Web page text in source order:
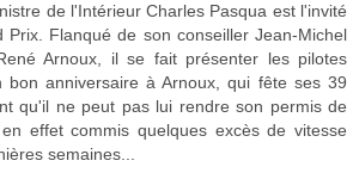
de l'Intérieur Charles Pasqua est l'invité
Flanqué de son conseiller Jean-Michel
Arnoux, il se fait présenter les pilotes
bon anniversaire à Arnoux, qui fête ses 39
qu'il ne peut pas lui rendre son permis de
effet commis quelques excès de vitesse
semaines...